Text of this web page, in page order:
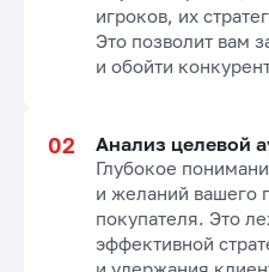
игроков, их
Это позволит вам
и обойти
Анализ целевой
Глубокое
и желаний вашего
покупателя. Это
эффективной